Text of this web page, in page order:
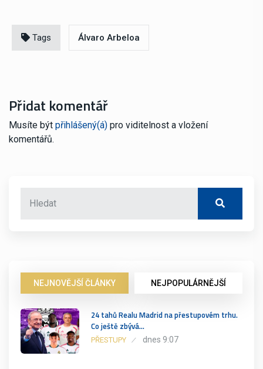
Tags Álvaro Arbeloa
Přidat komentář
Musíte být přihlášený(á) pro viditelnost a vložení
komentářů.
NEJNOVĚJŠÍ ČLÁNKY NEJPOPULÁRNĚJŠÍ
24 tahů Realu Madrid na přestupovém trhu.
Co ještě zbývá…
PŘESTUPY dnes 9:07